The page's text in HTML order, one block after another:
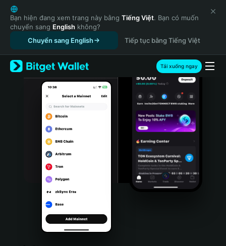
English
日本語
Tiếng Việt
Русский
Español (Latinoamérica)
Türkçe
Italiano
Português (Portugal)
Bahasa Indonesia
Português (Brasil)
Español (Argentina)
Bạn hiện đang xem trang này bằng Tiếng Việt. Bạn có muốn
chuyển sang English không?
Chuyển sang English
Tiếp tục bằng Tiếng Việt
Tải xuống ngay